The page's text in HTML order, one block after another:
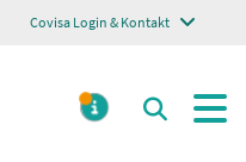
Covisa Login & Kontakt
Schnelltest Apotheke
Suchen